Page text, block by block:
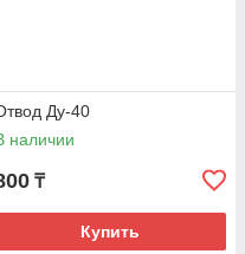
Ду-40
наличии
₸
Купить